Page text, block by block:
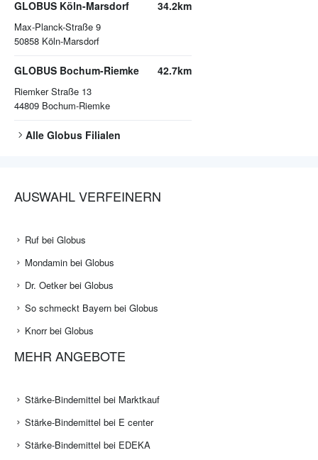
GLOBUS Köln-Marsdorf
Max-Planck-Straße 9
50858 Köln-Marsdorf
34.2km
GLOBUS Bochum-Riemke
Riemker Straße 13
44809 Bochum-Riemke
42.7km
Alle Globus Filialen
AUSWAHL VERFEINERN
Ruf bei Globus
Mondamin bei Globus
Dr. Oetker bei Globus
So schmeckt Bayern bei Globus
Knorr bei Globus
MEHR ANGEBOTE
Stärke-Bindemittel bei Marktkauf
Stärke-Bindemittel bei E center
Stärke-Bindemittel bei EDEKA